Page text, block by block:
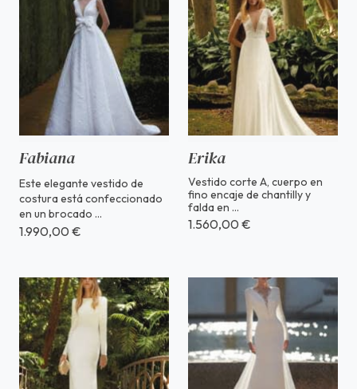
Fabiana
Este elegante vestido de
costura está confeccionado
en un brocado ...
1.990,00 €
Erika
Vestido corte A, cuerpo en
fino encaje de chantilly y
falda en ...
1.560,00 €